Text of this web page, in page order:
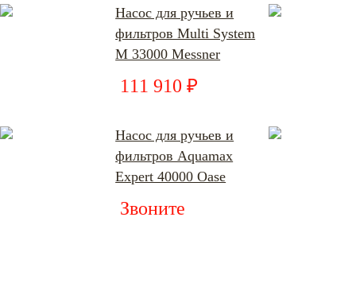
Насос для ручьев и
фильтров Multi System
M 33000 Messner
111 910 ₽
Насос для ручьев и
фильтров Aquamax
Expert 40000 Oase
Звоните